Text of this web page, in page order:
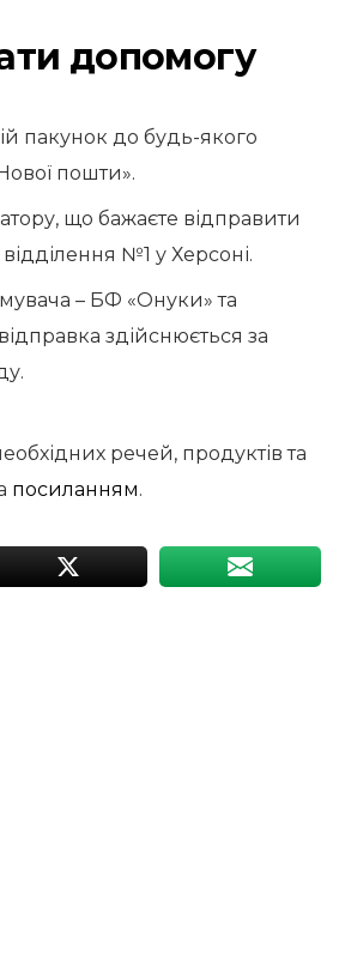
допомогу
пакунок до будь-якого
пошти».
що бажаєте відправити
№1 у Херсоні.
– БФ «Онуки» та
здійснюється за
речей, продуктів та
посиланням.